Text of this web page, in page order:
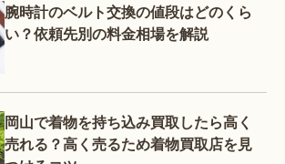
腕時計のベルト交換の値段はどのくら
い？依頼先別の料金相場を解説
岡山で着物を持ち込み買取したら高く
売れる？高く売るため着物買取店を見